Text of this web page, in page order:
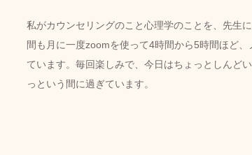
私がカウンセリングのこと心理学のことを、先生
間も月に一度zoomを使って4時間から5時間ほど
ています。毎回楽しみで、今日はちょっとしんど
っという間に過ぎています。